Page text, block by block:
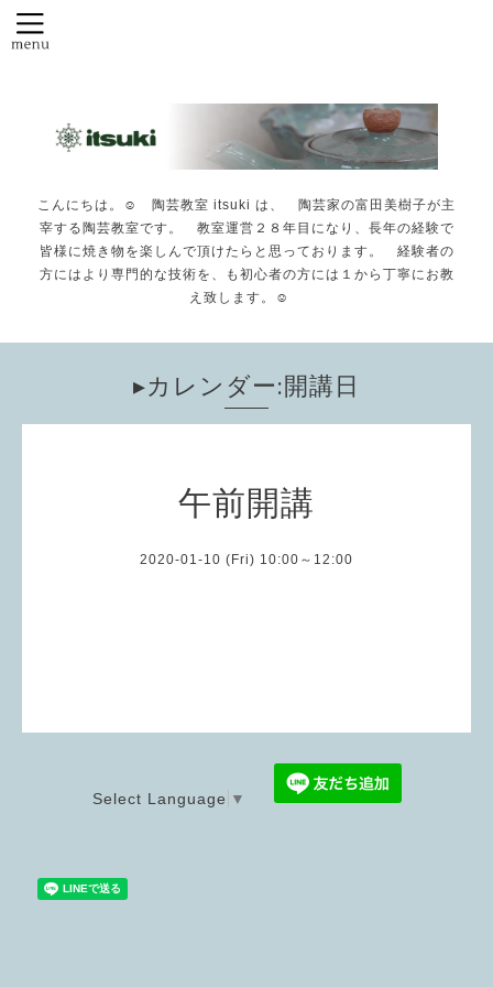
こんにちは。☺️ 陶芸教室 itsuki は、 陶芸家の富田美樹子が主
宰する陶芸教室です。 教室運営２８年目になり、長年の経験で
皆様に焼き物を楽しんで頂けたらと思っております。 経験者の
方にはより専門的な技術を、も初心者の方には１から丁寧にお教
え致します。☺️
▸カレンダー:開講日
午前開講
2020-01-10 (Fri) 10:00～12:00
Select Language ▼